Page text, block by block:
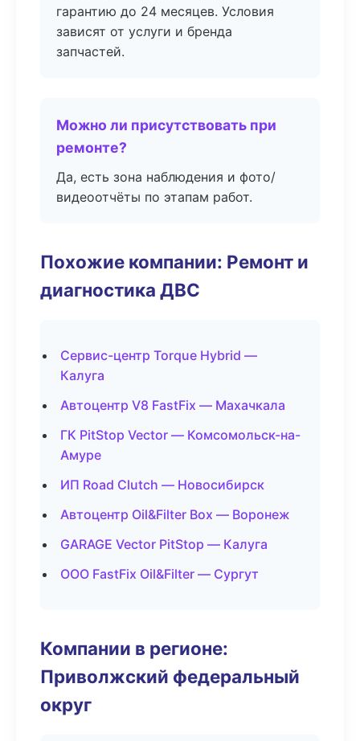
гарантию до 24 месяцев. Условия
зависят от услуги и бренда
запчастей.
Можно ли присутствовать при
ремонте?
Да, есть зона наблюдения и фото/
видеоотчёты по этапам работ.
Похожие компании: Ремонт и
диагностика ДВС
Сервис-центр Torque Hybrid —
Калуга
Автоцентр V8 FastFix — Махачкала
ГК PitStop Vector — Комсомольск-на-
Амуре
ИП Road Clutch — Новосибирск
Автоцентр Oil&Filter Box — Воронеж
GARAGE Vector PitStop — Калуга
ООО FastFix Oil&Filter — Сургут
Компании в регионе:
Приволжский федеральный
округ